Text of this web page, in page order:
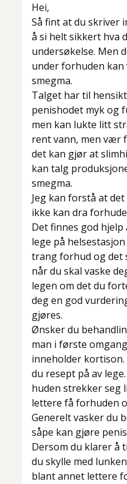
Hei,
Så fint at du skriver
å si helt sikkert hva
undersøkelse. Men
under forhuden
smegma.
Talget har til
penishodet myk og
men kan lukte litt
rent vann, men vær
det kan gjør at
kan talg
smegma.
Jeg kan forstå at
ikke kan dra
Det finnes god
lege på
trang forhud og det
når du skal vaske
legen om det du
deg en god
gjøres.
Ønsker du
man i første
inneholder
du resept på av
huden strekker seg
lettere få forhuden
Generelt vasker du
såpe kan gjøre
Dersom du klarer å
du skylle med
blant annet lettere